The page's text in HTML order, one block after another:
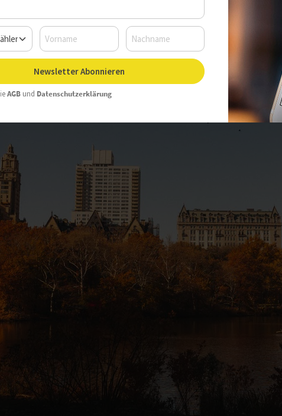
Newsletter Abonnieren
AGB und Datenschutzerklärung